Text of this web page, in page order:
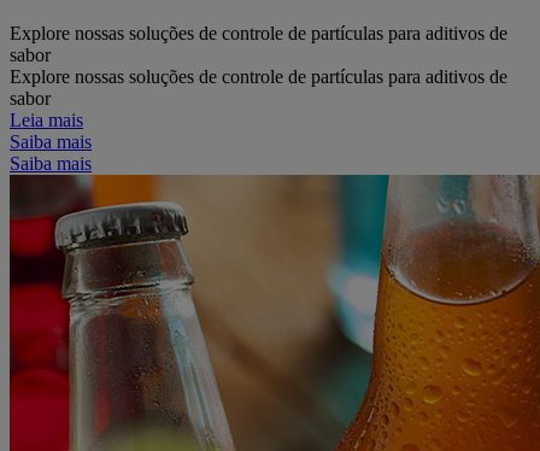
Explore nossas soluções de controle de partículas para aditivos de
sabor
Explore nossas soluções de controle de partículas para aditivos de
sabor
Leia mais
Saiba mais
Saiba mais